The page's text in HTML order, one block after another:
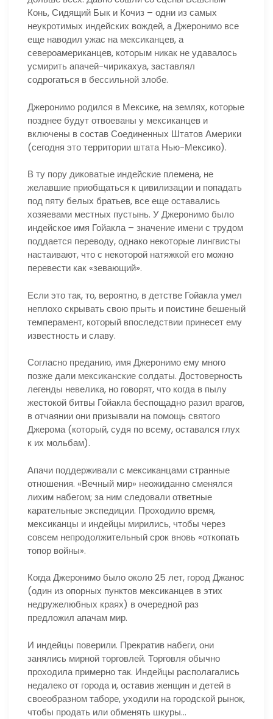
Конь, Сидящий Бык и Кочиз – одни из самых
неукротимых индейских вождей, а Джеронимо все
еще наводил ужас на мексиканцев, а
североамериканцев, которым никак не удавалось
усмирить апачей-чирикахуа, заставлял
содрогаться в бессильной злобе.
Джеронимо родился в Мексике, на землях, которые
позднее будут отвоеваны у мексиканцев и
включены в состав Соединенных Штатов Америки
(сегодня это территории штата Нью-Мексико).
В ту пору диковатые индейские племена, не
желавшие приобщаться к цивилизации и попадать
под пяту белых братьев, все еще оставались
хозяевами местных пустынь. У Джеронимо было
индейское имя Гойакла – значение имени с трудом
поддается переводу, однако некоторые лингвисты
настаивают, что с некоторой натяжкой его можно
перевести как «зевающий».
Если это так, то, вероятно, в детстве Гойакла умел
неплохо скрывать свою прыть и поистине бешеный
темперамент, который впоследствии принесет ему
известность и славу.
Согласно преданию, имя Джеронимо ему много
позже дали мексиканские солдаты. Достоверность
легенды невелика, но говорят, что когда в пылу
жестокой битвы Гойакла беспощадно разил врагов,
в отчаянии они призывали на помощь святого
Джерома (который, судя по всему, оставался глух
к их мольбам).
Апачи поддерживали с мексиканцами странные
отношения. «Вечный мир» неожиданно сменялся
лихим набегом; за ним следовали ответные
карательные экспедиции. Проходило время,
мексиканцы и индейцы мирились, чтобы через
совсем непродолжительный срок вновь «откопать
топор войны».
Когда Джеронимо было около 25 лет, город Джанос
(один из опорных пунктов мексиканцев в этих
недружелюбных краях) в очередной раз
предложил апачам мир.
И индейцы поверили. Прекратив набеги, они
занялись мирной торговлей. Торговля обычно
проходила примерно так. Индейцы располагались
недалеко от города и, оставив женщин и детей в
своеобразном таборе, уходили на городской рынок,
чтобы продать или обменять шкуры…